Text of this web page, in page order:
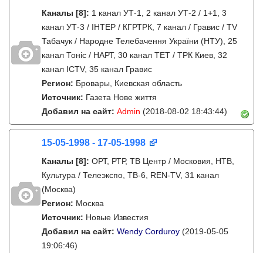
Каналы [8]: 1 канал УТ-1, 2 канал УТ-2 / 1+1, 3
канал УТ-3 / IНТЕР / КГРТРК, 7 канал / Гравис / TV
Табачук / Народне Телебачення України (НТУ), 25
канал Тонiс / НАРТ, 30 канал ТЕТ / ТРК Киев, 32
канал ICTV, 35 канал Гравис
Регион: Бровары, Киевская область
Источник: Газета Нове життя
Добавил на сайт: Admin (2018-08-02 18:43:44)
15-05-1998 - 17-05-1998
Каналы [8]: ОРТ, РТР, ТВ Центр / Московия, НТВ,
Культура / Телеэкспо, ТВ-6, REN-TV, 31 канал
(Москва)
Регион: Москва
Источник: Новые Известия
Добавил на сайт: Wendy Corduroy (2019-05-05
19:06:46)